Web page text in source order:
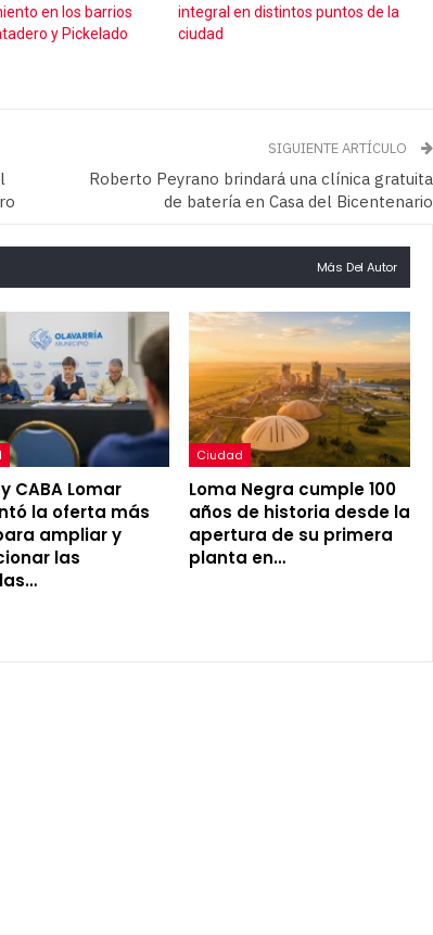
en los barrios
y Pickelado
integral en distintos puntos de la
ciudad
SIGUIENTE ARTÍCULO
Roberto Peyrano brindará una clínica gratuita
de batería en Casa del Bicentenario
Más Del Autor
CABA Lomar
la oferta más
ampliar y
las
Ciudad
Loma Negra cumple 100
años de historia desde la
apertura de su primera
planta en…